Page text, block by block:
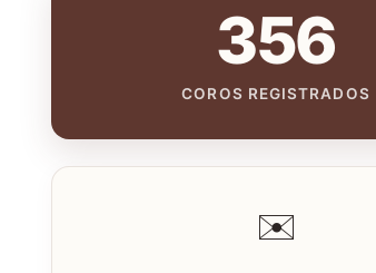
356
COROS REGISTRADOS
✉️